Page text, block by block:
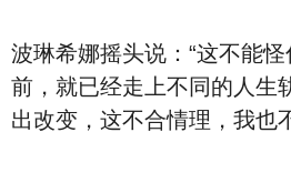
波琳希娜摇头说：“这不能
前，就已经走上不同的人生
出改变，这不合情理，我也